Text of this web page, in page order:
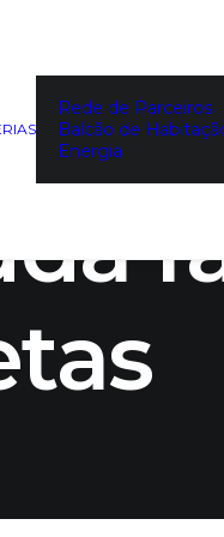
Rede de Parceiros
Balcão de
Energia